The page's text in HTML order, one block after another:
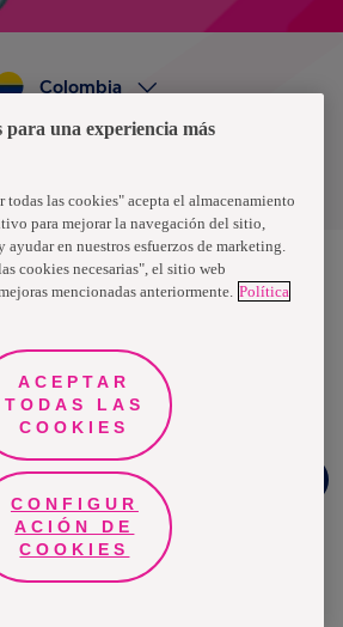
privacidad de datos
Colombia
Essity - una compañía global líder en
mil millones de personas, en todo el
por el bienestar en beneficio de
cuidadores, clientes y la sociedad en
150 países bajo las
TENA y Tork, así como otras marcas
JOBST, Knix, Leukoplast, Libero, Libresse,
Saba, Tempo, TOM Organic y Zewa. En
de aproximadamente 13 mil millones de
personas. La sede de la compañía está
y Essity cotiza en Nasdaq Estocolmo.
.
para una experiencia más
las cookies" acepta el almacenamiento
para mejorar la navegación del sitio,
en nuestros esfuerzos de marketing.
cookies necesarias", el sitio web
mencionadas anteriormente. Política
ACEPTAR
TODAS LAS
COOKIES
CONFIGUR
ACIÓN DE
COOKIES